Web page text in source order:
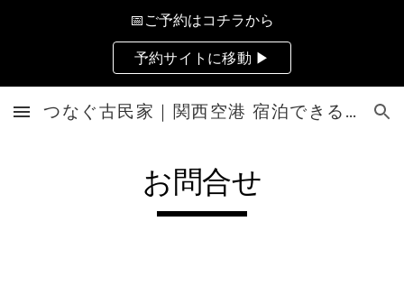
📅ご予約はコチラから
予約サイトに移動 ▶
つなぐ古民家｜関西空港 宿泊できる文化財｜大阪府貝塚市 | レンタルルーム
お問合せ